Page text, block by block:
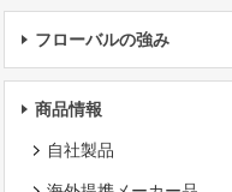
フローバルの強み
商品情報
自社製品